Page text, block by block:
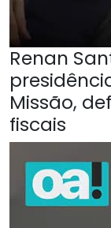
Renan
Missão,
fiscais